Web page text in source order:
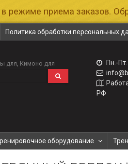
режиме приема заказов.
Политика обработки персональных
для Кимоно для Пн.-Пт.
РФ
оборудование